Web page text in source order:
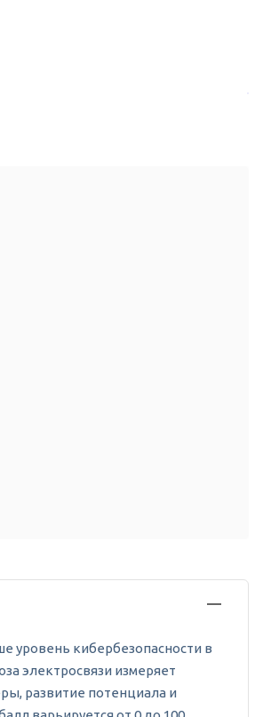
уровень кибербезопасности в
электросвязи измеряет
развитие потенциала и